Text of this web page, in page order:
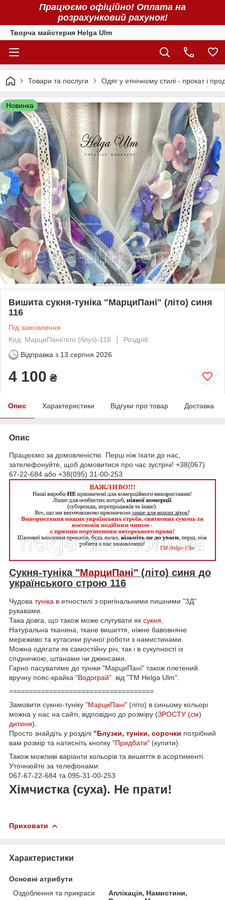
Працюємо офіційно! Оплата на
розрахунковий рахунок!
Творча майстерня Helga Ulm
Товари та послуги Одяг у етнічному стилі - прокат і
Новинка
Вишита сукня-туніка "МарциПані" (літо) синя
116
Під замовлення
Код: МарциПані/літо (блуз)-116
Роздріб
Відправка з 13 серпня 2026
4 100 ₴
Опис Характеристики Відгуки про товар Доставка
Опис
Працюємо за домовленістю. Перш ніж їхати до нас,
зателефонуйте, щоб домовитися про час зустрічі! +38(067)
67-22-684 або +38(095) 31-00-253
Сукня-туніка "МарциПані" (літо) синя до
українського строю 116
Чудова туніка в етностилі з оригінальними пишними "3Д"
рукавами.
Така довга, що також може слугувати як сукня
Натуральна тканина, ткане вишиття, ніжне бавовняне
мереживо та кутасики ручної роботи з намистинами.
Можна одягати як самостійну річ, так і в сукупності із
спідничкою, штанами чи джинсами.
Гарно пасуватиме до туніки "МарциПані" також плетений
вручну пояс-крайка "Водограй" від "ТМ Helga Ulm".
====================================
Замовити сукню-туніку "МарциПані" (літо) в синьому кольорі
можна у нас на сайті, відповідно до розміру (ЗРОСТУ (см)
дитини).
Просто знайдіть у розділі "Блузки, туніки, сорочки потрібний
вам розмір та натисніть кнопку "Придбати" (купити).
Також можливі варіанти кольорів та вишиття в асортименті.
Уточнюйте за телефонами:
067-67-22-684 та 095-31-00-253
Хімчистка (суха). Не прати!
Приховати
Характеристики
Основні атрибути
Оздоблення та прикраси
Аплікація, Намистини,